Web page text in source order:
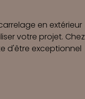
en extérieur
votre projet. Chez
d'être exceptionnel